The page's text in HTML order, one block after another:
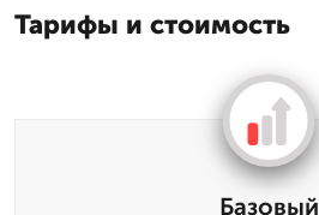
Тарифы и стоимость
Базовый